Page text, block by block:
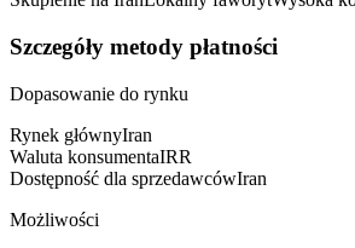
Szczegóły metody płatności
Dopasowanie do rynku
Rynek głównyIran
Waluta konsumentaIRR
Dostępność dla sprzedawcówIran
Możliwości